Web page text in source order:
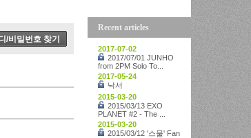
Recent articles
2017-07-02
2017/07/01 JUNHO
from 2PM Solo To...
2017-05-24
낙서
2015-03-20
2015/03/13 EXO
PLANET #2 - The ...
2015-03-20
2015/03/12 '스물' Fan